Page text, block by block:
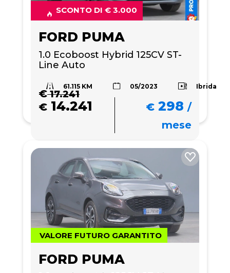
SCONTO DI € 3.000
FORD PUMA
1.0 Ecoboost Hybrid 125CV ST-
Line Auto
61.115 KM 05/2023 Ibrida
€17.241
€ 14.241 € 298 /
mese
VALORE FUTURO GARANTITO
FORD PUMA